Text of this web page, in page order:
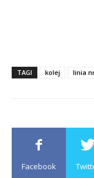
TAGI kolej linia
Facebook